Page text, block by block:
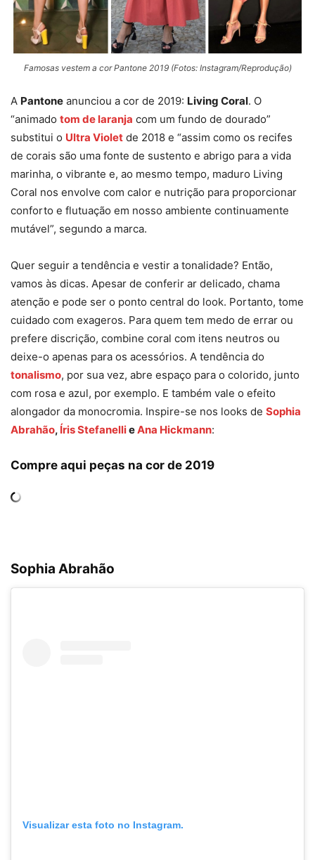
Famosas vestem a cor Pantone 2019 (Fotos: Instagram/Reprodução)
A Pantone anunciou a cor de 2019: Living Coral. O
“animado tom de laranja com um fundo de dourado”
substitui o Ultra Violet de 2018 e “assim como os recifes
de corais são uma fonte de sustento e abrigo para a vida
marinha, o vibrante e, ao mesmo tempo, maduro Living
Coral nos envolve com calor e nutrição para proporcionar
conforto e flutuação em nosso ambiente continuamente
mutável”, segundo a marca.
Quer seguir a tendência e vestir a tonalidade? Então,
vamos às dicas. Apesar de conferir ar delicado, chama
atenção e pode ser o ponto central do look. Portanto, tome
cuidado com exageros. Para quem tem medo de errar ou
prefere discrição, combine coral com itens neutros ou
deixe-o apenas para os acessórios. A tendência do
tonalismo, por sua vez, abre espaço para o colorido, junto
com rosa e azul, por exemplo. E também vale o efeito
alongador da monocromia. Inspire-se nos looks de Sophia
Abrahão, Íris StefanellieAna Hickmann:
Compre aqui peças na cor de 2019
Sophia Abrahão
Visualizar esta foto no Instagram.